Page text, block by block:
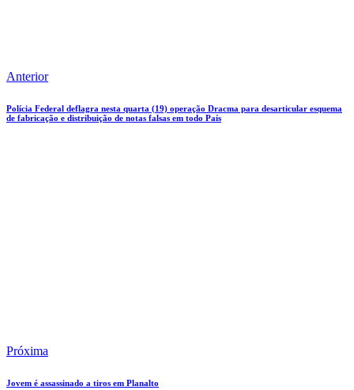
Anterior
Polícia Federal deflagra nesta quarta (19) operação Dracma para desarticular esquema
de fabricação e distribuição de notas falsas em todo País
Próxima
Jovem é assassinado a tiros em Planalto